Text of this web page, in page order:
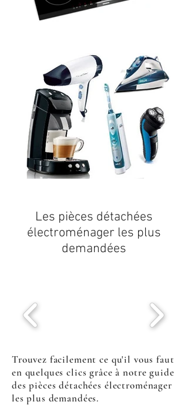
Les pièces détachées
électroménager les plus
demandées
Trouvez facilement ce qu'il vous faut
en quelques clics grâce à notre guide
des pièces détachées électroménager
les plus demandées.